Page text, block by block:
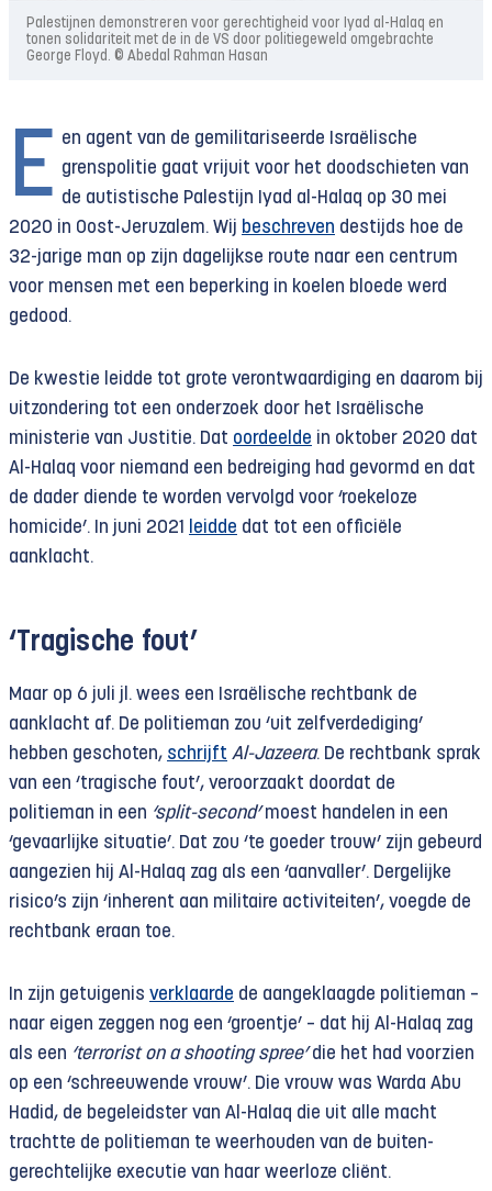
Palestijnen demonstreren voor gerechtigheid voor Iyad al-Halaq en
tonen solidariteit met de in de VS door politiegeweld omgebrachte
George Floyd. © Abedal Rahman Hasan
E en agent van de gemilitariseerde Israëlische
grenspolitie gaat vrijuit voor het dood­schieten van
de autistische Palestijn Iyad al-Halaq op 30 mei
2020 in Oost-Jeruzalem. Wij beschreven destijds hoe de
32-jarige man op zijn dagelijkse route naar een centrum
voor mensen met een beperking in koelen bloede werd
gedood.
De kwestie leidde tot grote verontwaardiging en daarom bij
uitzondering tot een onderzoek door het Israëlische
ministerie van Justitie. Dat oordeelde in oktober 2020 dat
Al-Halaq voor niemand een bedreiging had gevormd en dat
de dader diende te worden vervolgd voor ‘roekeloze
homicide’. In juni 2021
leidde dat tot een officiële
aanklacht.
‘Tragische fout’
Maar op 6 juli jl. wees een Israëlische rechtbank de
aanklacht af. De politieman zou ‘uit zelfverdediging’
hebben geschoten, schrijft Al-Jazeera. De rechtbank sprak
van een ‘tragische fout’, veroorzaakt doordat de
politieman in een ‘split-second’moest handelen in een
‘gevaarlijke situatie’. Dat zou ‘te goeder trouw’ zijn gebeurd
aangezien hij Al-Halaq zag als een ‘aanvaller’. Dergelijke
risico’s zijn ‘inherent aan militaire activiteiten’, voegde de
rechtbank eraan toe.
In zijn getuigenis verklaarde de aangeklaagde politieman –
naar eigen zeggen nog een ‘groentje’ – dat hij Al-Halaq zag
als een ‘terrorist on a shooting spree’die het had voorzien
op een ‘schreeuwende vrouw’. Die vrouw was Warda Abu
Hadid, de begeleidster van Al-Halaq die uit alle macht
trachtte de politieman te weerhouden van de buiten­
gerechtelijke executie van haar weerloze cliënt.